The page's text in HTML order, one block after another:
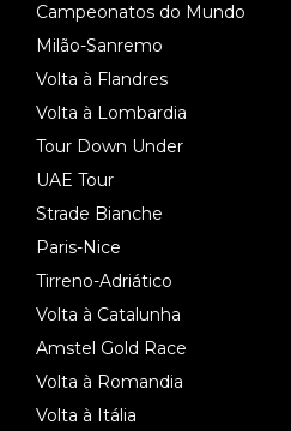
Campeonatos do Mundo
Milão-Sanremo
Volta à Flandres
Volta à Lombardia
Tour Down Under
UAE Tour
Strade Bianche
Paris-Nice
Tirreno-Adriático
Volta à Catalunha
Amstel Gold Race
Volta à Romandia
Volta à Itália